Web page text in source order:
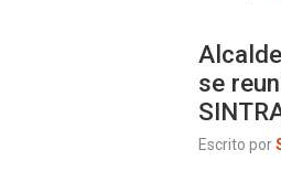
se
Escrito por